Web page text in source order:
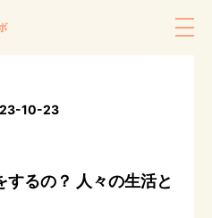
10-23
るの？ 人々の生活と